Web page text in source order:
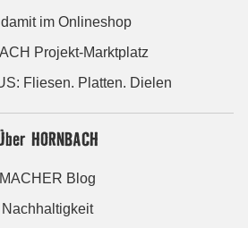
im Onlineshop
Projekt-Marktplatz
Fliesen. Platten. Dielen
HORNBACH
MACHER Blog
Nachhaltigkeit